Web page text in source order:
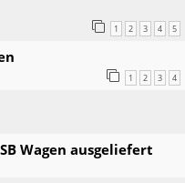
1 2 3 4 5
1 2 3 4
Wagen ausgeliefert